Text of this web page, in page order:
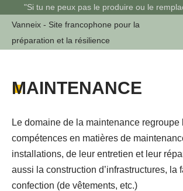
Sauter
contenu
"Si tu ne peux pas le produire ou le
Vanneix - Site francophone pour la
préparation et la résilience
■
MAINTENANCE
Le domaine de la maintenance regroupe
compétences en matières de
installations, de leur entretien et leur
aussi la construction d’infrastructures, la
confection (de vêtements, etc.)